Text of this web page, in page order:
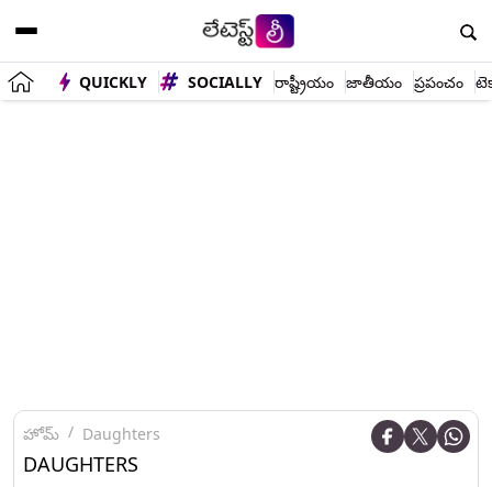
QUICKLY SOCIALLY రాష్ట్రీయం జాతీయం ప్రపంచం
హోమ్ Daughters
DAUGHTERS